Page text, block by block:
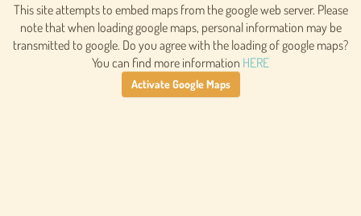
This site attempts to embed maps from the google web server. Please
note that when loading google maps, personal information may be
transmitted to google. Do you agree with the loading of google maps?
You can find more information HERE